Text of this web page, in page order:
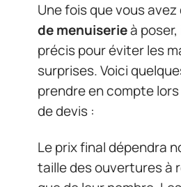
Une fois que vous
de menuiserieà
précis pour éviter les
surprises. Voici
prendre en compte
de devis :
Le prix final dépendra
taille des ouvertures à